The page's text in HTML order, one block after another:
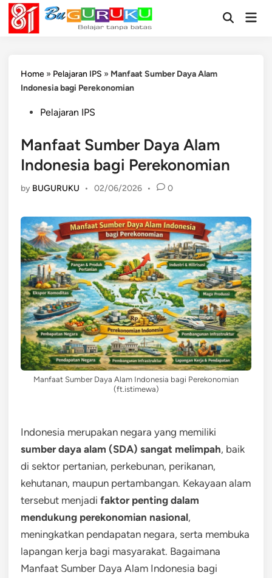
Skip
content
OpenMain
Home » Pelajaran IPS » Manfaat Sumber Daya Alam
Indonesia bagi Perekonomian
PostedPelajaran IPS
Manfaat Sumber Daya Alam
Indonesia bagi Perekonomian
by BUGURUKU • 02/06/2026 • 0
Manfaat Sumber Daya Alam Indonesia bagi Perekonomian
(ft.istimewa)
Indonesia merupakan negara yang memiliki
sumber daya alam (SDA) sangat melimpah, baik
di sektor pertanian, perkebunan, perikanan,
kehutanan, maupun pertambangan. Kekayaan alam
tersebut menjadi faktor penting dalam
mendukung perekonomian nasional,
meningkatkan pendapatan negara, serta membuka
lapangan kerja bagi masyarakat. Bagaimana
Manfaat Sumber Daya Alam Indonesia bagi